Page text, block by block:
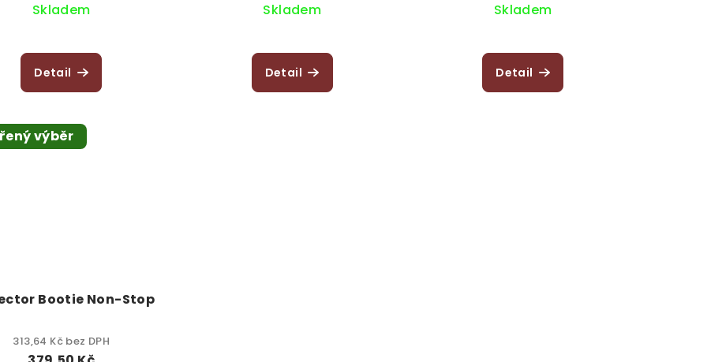
Skladem
Detail
Skladem
Detail
Skladem
Detail
výběr
Bootie Non-Stop
313,64 Kč bez DPH